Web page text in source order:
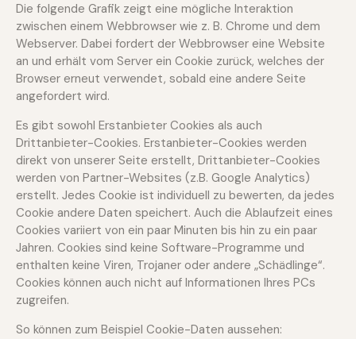
Die folgende Grafik zeigt eine mögliche Interaktion
zwischen einem Webbrowser wie z. B. Chrome und dem
Webserver. Dabei fordert der Webbrowser eine Website
an und erhält vom Server ein Cookie zurück, welches der
Browser erneut verwendet, sobald eine andere Seite
angefordert wird.
Es gibt sowohl Erstanbieter Cookies als auch
Drittanbieter-Cookies. Erstanbieter-Cookies werden
direkt von unserer Seite erstellt, Drittanbieter-Cookies
werden von Partner-Websites (z.B. Google Analytics)
erstellt. Jedes Cookie ist individuell zu bewerten, da jedes
Cookie andere Daten speichert. Auch die Ablaufzeit eines
Cookies variiert von ein paar Minuten bis hin zu ein paar
Jahren. Cookies sind keine Software-Programme und
enthalten keine Viren, Trojaner oder andere „Schädlinge“.
Cookies können auch nicht auf Informationen Ihres PCs
zugreifen.
So können zum Beispiel Cookie-Daten aussehen: